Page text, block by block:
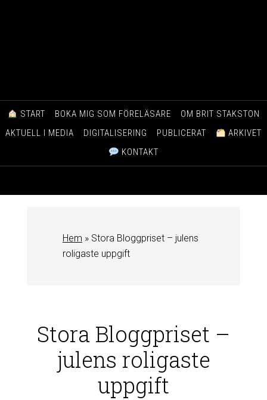
START BOKA MIG SOM FÖRELÄSARE
OM BRIT STAKSTON
AKTUELL I MEDIA
DIGITALISERING PUBLICERAT
ARKIVET
KONTAKT
Hem » Stora Bloggpriset – julens
roligaste uppgift
Stora Bloggpriset –
julens roligaste
uppgift